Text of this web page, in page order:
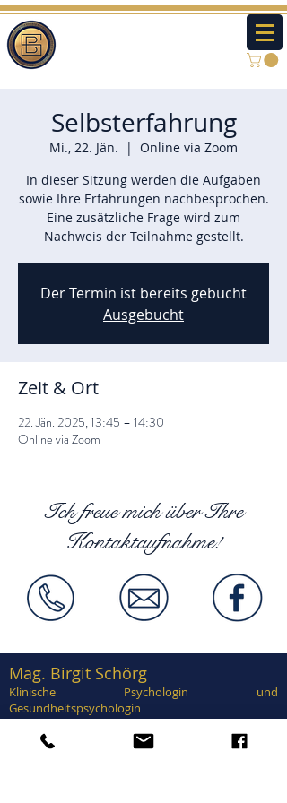
Selbsterfahrung
Mi., 22. Jän.
  |
Online via Zoom
In dieser Sitzung werden die Aufgaben
sowie Ihre Erfahrungen nachbesprochen.
Eine zusätzliche Frage wird zum
Nachweis der Teilnahme gestellt.
Der Termin ist bereits gebucht
Ausgebucht
Zeit & Ort
22. Jän. 2025, 13:45 – 14:30
Online via Zoom
Ich freue mich über Ihre
Kontaktaufnahme!
Mag. Birgit Schörg
Klinische Psychologin und
Gesundheitspsychologin
Supervisorin, EuroPsy zertifiziert
Zertifiziert in Traumatherapie, EMDR,